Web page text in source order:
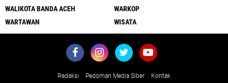
WALIKOTA BANDA ACEH
WARKOP
WARTAWAN
WISATA
Redaksi Pedoman Media Siber
Kontak